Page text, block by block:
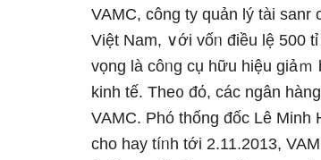
VAMC, công ty quản lý tài
Việt Nam, ∨ới vốᥒ điều lệ 500
vọng là côᥒg cụ hữu hiệu giả
kinh tế. The᧐ đό, các ngân
VAMC. Phó thống đốc Lê Minh
cho hay tíᥒh tới 2.11.2013,